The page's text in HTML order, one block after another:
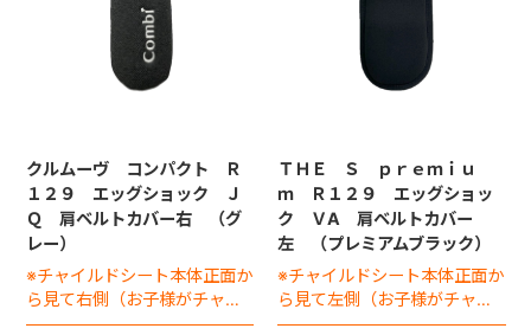
クルムーヴ コンパクト Ｒ
１２９ エッグショック Ｊ
Ｑ 肩ベルトカバー右 （グ
レー）
※チャイルドシート本体正面か
ら見て右側（お子様がチャイ
ルドシートに座った状態で左
ＴＨＥ Ｓ ｐｒｅｍｉｕ
ｍ Ｒ１２９ エッグショッ
ク ＶA 肩ベルトカバー
左 （プレミアムブラック）
※チャイルドシート本体正面か
ら見て左側（お子様がチャイ
ルドシートに座った状態で右